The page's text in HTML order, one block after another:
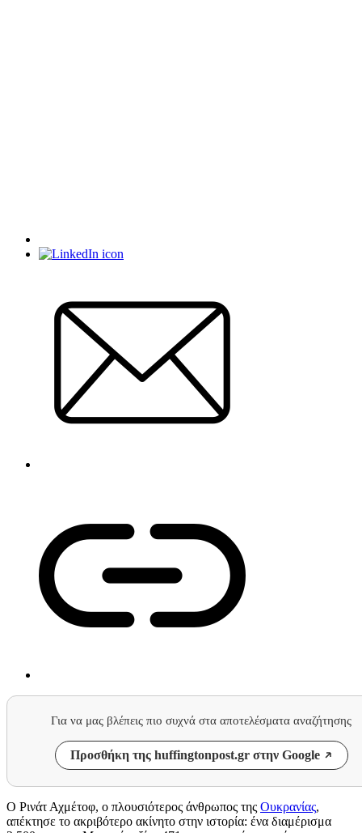
Για να μας βλέπεις πιο συχνά στα αποτελέσματα αναζήτησης
Προσθήκη της huffingtonpost.gr στην Google
Ο Ρινάτ Αχμέτοφ, ο πλουσιότερος άνθρωπος της Ουκρανίας,
απέκτησε το ακριβότερο ακίνητο στην ιστορία: ένα διαμέρισμα